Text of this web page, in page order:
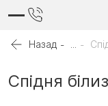
Назад
Спідня